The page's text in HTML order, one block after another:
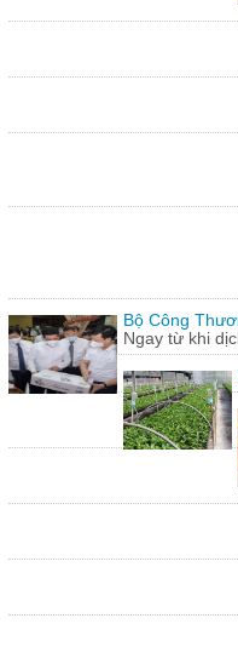
Bộ Công
Ngay từ khi